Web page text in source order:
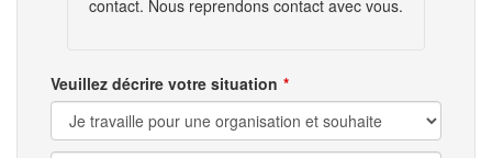
contact. Nous reprendons contact avec vous.
Veuillez décrire votre situation